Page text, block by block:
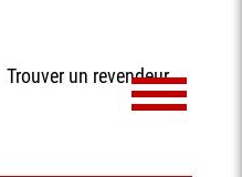
Trouver un revendeur